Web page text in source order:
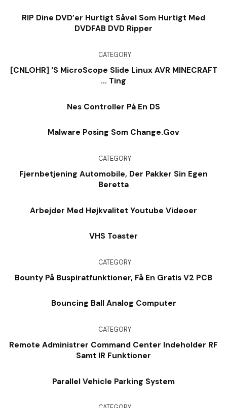
RIP Dine DVD’er Hurtigt Såvel Som Hurtigt Med
DVDFAB DVD Ripper
CATEGORY
[CNLOHR] ‘s MicroScope Slide Linux AVR MINECRAFT
… Ting
Nes Controller På En DS
Malware Posing Som Change.Gov
CATEGORY
Fjernbetjening Automobile, Der Pakker Sin Egen
Beretta
Arbejder Med Højkvalitet Youtube Videoer
VHS Toaster
CATEGORY
Bounty På Buspiratfunktioner, Få En Gratis V2 PCB
Bouncing Ball Analog Computer
CATEGORY
Remote Administrer Command Center Indeholder RF
Samt IR Funktioner
Parallel Vehicle Parking System